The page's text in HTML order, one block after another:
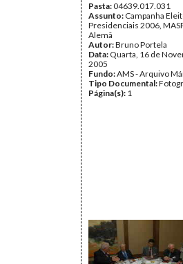
Pasta:04639.017.031
Assunto: Campanha
Presidenciais 2006,
Alemã
Autor:Bruno Portela
Data: Quarta, 16 de
2005
Fundo:AMS - Arquivo
Tipo Documental:
Página(s): 1